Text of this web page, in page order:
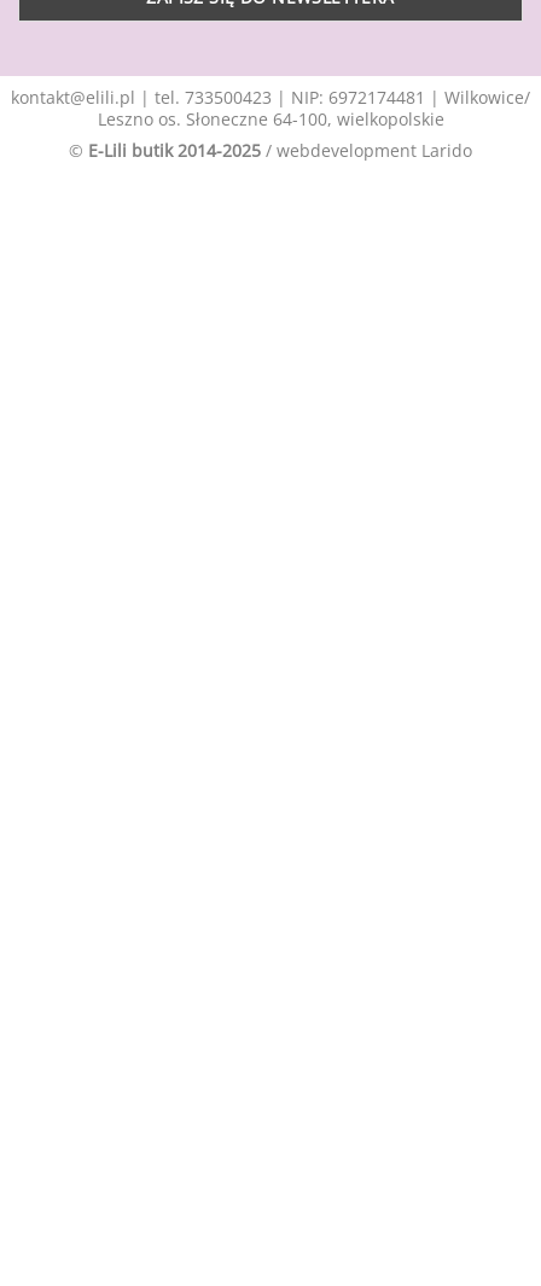
kontakt@elili.pl | tel. 733500423 | NIP: 6972174481 | Wilkowice/
Leszno os. Słoneczne 64-100, wielkopolskie
© E-Lili butik 2014-2025 / webdevelopment Larido